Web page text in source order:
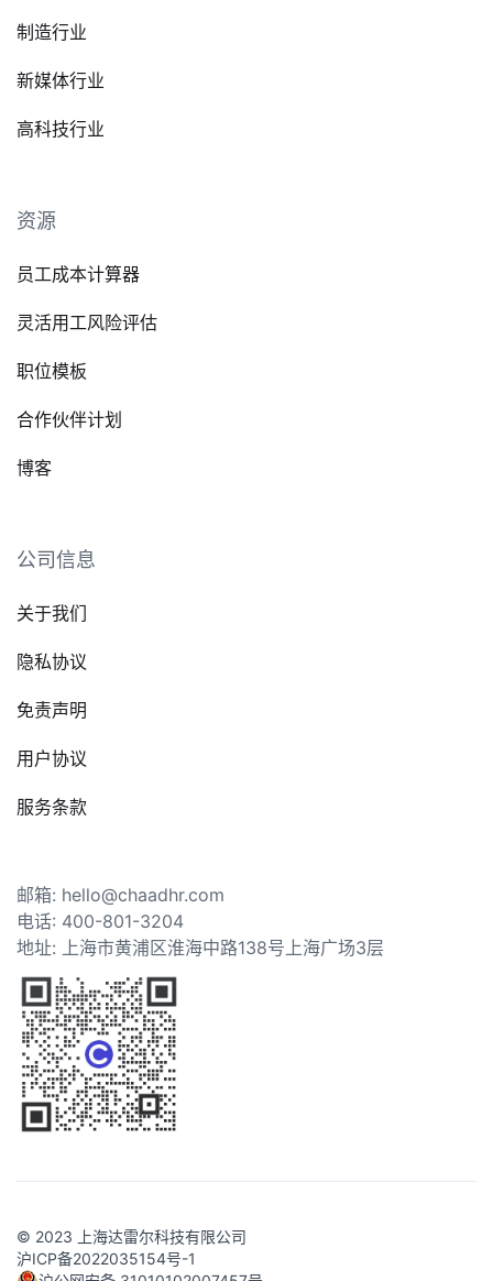
制造行业
新媒体行业
高科技行业
资源
员工成本计算器
灵活用工风险评估
职位模板
合作伙伴计划
博客
公司信息
关于我们
隐私协议
免责声明
用户协议
服务条款
邮箱: hello@chaadhr.com
电话: 400-801-3204
地址: 上海市黄浦区淮海中路138号上海广场3层
© 2023 上海达雷尔科技有限公司
沪ICP备2022035154号-1